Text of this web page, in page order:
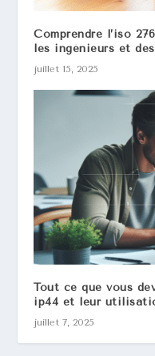
Comprendre l’iso
les ingénieurs et
juillet 15, 2025
Tout ce que vous
ip44 et leur
juillet 7, 2025